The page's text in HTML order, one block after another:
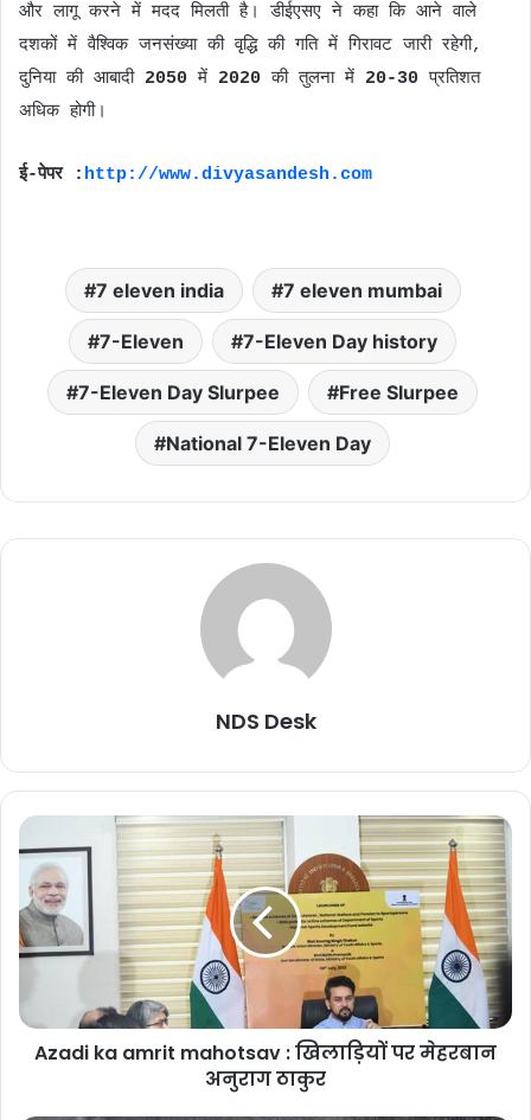
और लागू करने में मदद मिलती है। डीईएसए ने कहा कि आने वाले
दशकों में वैश्विक जनसंख्या की वृद्धि की गति में गिरावट जारी रहेगी,
दुनिया की आबादी 2050 में 2020 की तुलना में 20-30 प्रतिशत
अधिक होगी।
ई-पेपर : http://www.divyasandesh.com
7 eleven india 7 eleven mumbai
7-Eleven 7-Eleven Day history
7-Eleven Day Slurpee Free Slurpee
National 7-Eleven Day
NDS Desk
Azadi ka amrit mahotsav : खिलाड़ियों पर मेहरबान
अनुराग ठाकुर